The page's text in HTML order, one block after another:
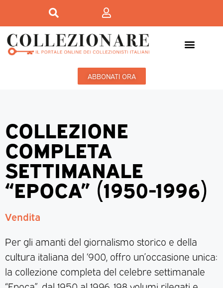
ABBONATI ORA
COLLEZIONE
COMPLETA
SETTIMANALE
“EPOCA” (1950-1996)
Vendita
Per gli amanti del giornalismo storico e della
cultura italiana del ‘900, offro un’occasione unica:
la collezione completa del celebre settimanale